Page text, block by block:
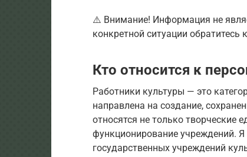
⚠️ Внимание! Информация не
конкретной ситуации
Кто относится к
Работники культуры — это
направлена на создание,
относятся не только творческие
функционирование учреждений.
государственных учреждений